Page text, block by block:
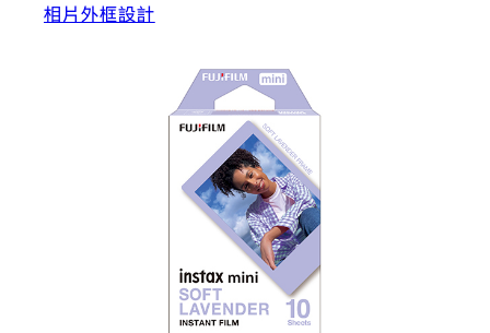
相片外框設計